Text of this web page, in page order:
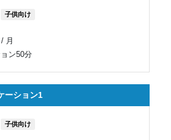
子供向け
月
ン50分
ーション1
子供向け